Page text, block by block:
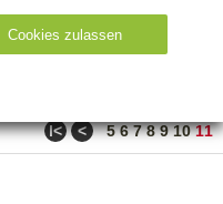
Bestseller
ǀ< < 5 6 7 8 9 10 11
Cookies zulassen